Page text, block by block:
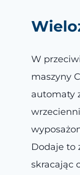
W
maszyny
automaty
Dodaje to
skracając